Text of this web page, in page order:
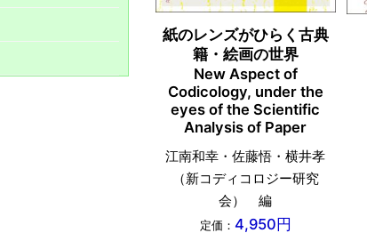
紙のレンズがひらく古典
籍・絵画の世界
New Aspect of
Codicology, under the
eyes of the Scientific
Analysis of Paper
江南和幸・佐藤悟・横井孝
（新コディコロジー研究
会） 編
定価： 4,950円